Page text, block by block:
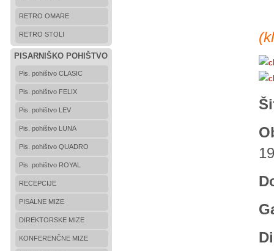
(
RETRO OMARE
RETRO STOLI
PISARNIŠKO POHIŠTVO
Pis. pohištvo CLASIC
Pis. pohištvo FELIX
Pis. pohištvo LEV
Pis. pohištvo LUNA
Pis. pohištvo QUADRO
Pis. pohištvo ROYAL
RECEPCIJE
PISALNE MIZE
DIREKTORSKE MIZE
KONFERENČNE MIZE